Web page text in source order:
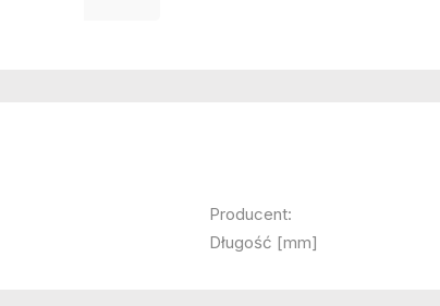
Producent:
Długość [mm]